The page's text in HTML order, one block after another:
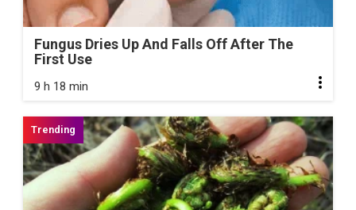
Fungus Dries Up And Falls Off After The
First Use
9 h 18 min